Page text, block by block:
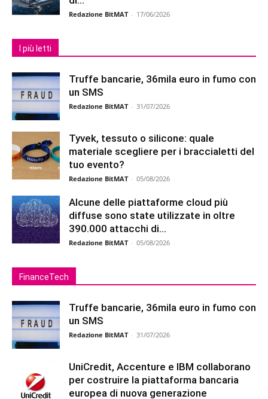
Redazione BitMAT - 17/06/2026
I più letti
Truffe bancarie, 36mila euro in fumo con
un SMS
Redazione BitMAT - 31/07/2026
Tyvek, tessuto o silicone: quale
materiale scegliere per i braccialetti del
tuo evento?
Redazione BitMAT - 05/08/2026
Alcune delle piattaforme cloud più
diffuse sono state utilizzate in oltre
390.000 attacchi di...
Redazione BitMAT - 05/08/2026
FinanceTech
Truffe bancarie, 36mila euro in fumo con
un SMS
Redazione BitMAT - 31/07/2026
UniCredit, Accenture e IBM collaborano
per costruire la piattaforma bancaria
europea di nuova generazione